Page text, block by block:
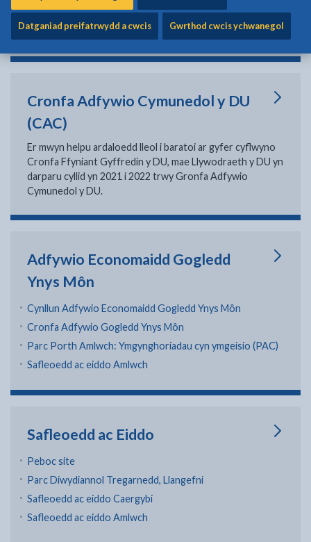
Datganiad preifatrwydd a cwcis Gwrthod cwcis ychwanegol
agenda Cronfa Ffyniant Bro Llywodraeth y DU.
Cronfa Adfywio Cymunedol y DU
(CAC)
Er mwyn helpu ardaloedd lleol i baratoi ar gyfer cyflwyno
Cronfa Ffyniant Gyffredin y DU, mae Llywodraeth y DU yn
darparu cyllid yn 2021 i 2022 trwy Gronfa Adfywio
Cymunedol y DU.
Adfywio Economaidd Gogledd
Ynys Môn
Cynllun Adfywio Economaidd Gogledd Ynys Môn
Cronfa Adfywio Gogledd Ynys Môn
Parc Porth Amlwch: Ymgynghoriadau cyn ymgeisio (PAC)
Safleoedd ac eiddo Amlwch
Safleoedd ac Eiddo
Peboc site
Parc Diwydiannol Tregarnedd, Llangefni
Safleoedd ac eiddo Caergybi
Safleoedd ac eiddo Amlwch